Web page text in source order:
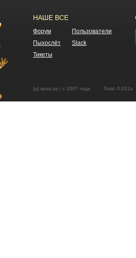
НАШЕ ВСЕ
Форум
Пользователи
Пыхослёт
Slack
Тикеты
(ц) пыха.ру / с 2007 года Total: